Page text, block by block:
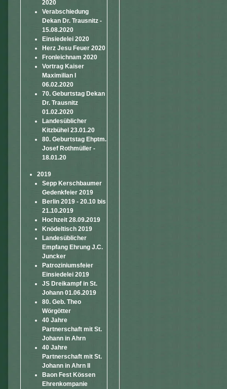
2020
Verabschiedung
Dekan Dr. Trausnitz -
15.08.2020
Einsiedelei 2020
Herz Jesu Feuer 2020
Fronleichnam 2020
Vortrag Kaiser
Maximilian I
06.02.2020
70. Geburtstag Dekan
Dr. Trausnitz
01.02.2020
Landesüblicher
Kitzbühel 23.01.20
80. Geburtstag Ehptm.
Josef Rothmüller -
18.01.20
2019
Sepp Kerschbaumer
Gedenkfeier 2019
Berlin 2019 - 20.10 bis
21.10.2019
Hochzeit 28.09.2019
Knödeltisch 2019
Landesüblicher
Empfang Ehrung J.C.
Juncker
Patroziniumsfeier
Einsiedelei 2019
JS Dreikampf in St.
Johann 01.06.2019
80. Geb. Theo
Wörgötter
40 Jahre
Partnerschaft mit St.
Johann in Ahrn
40 Jahre
Partnerschaft mit St.
Johann in Ahrn II
Baon Fest Kössen
Ehrenkompanie